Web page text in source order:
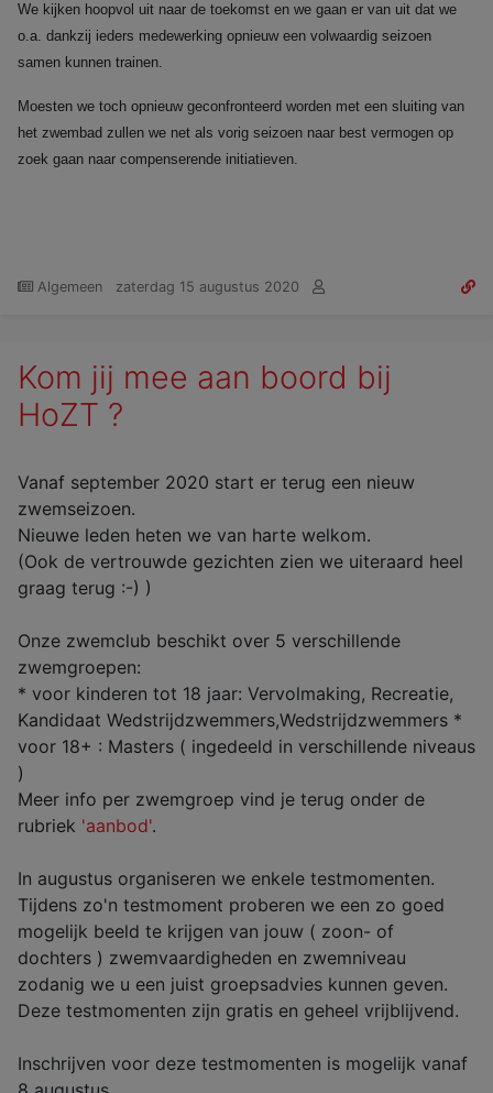
We kijken hoopvol uit naar de toekomst en we gaan er van uit dat we
o.a. dankzij ieders medewerking opnieuw een volwaardig seizoen
samen kunnen trainen.
Moesten we toch opnieuw geconfronteerd worden met een sluiting van
het zwembad zullen we net als vorig seizoen naar best vermogen op
zoek gaan naar compenserende initiatieven.
Algemeen zaterdag 15 augustus 2020
Kom jij mee aan boord bij
HoZT ?
Vanaf september 2020 start er terug een nieuw
zwemseizoen.
Nieuwe leden heten we van harte welkom.
(Ook de vertrouwde gezichten zien we uiteraard heel
graag terug :-) )
Onze zwemclub beschikt over 5 verschillende
zwemgroepen:
* voor kinderen tot 18 jaar: Vervolmaking, Recreatie,
Kandidaat Wedstrijdzwemmers,Wedstrijdzwemmers *
voor 18+ : Masters ( ingedeeld in verschillende niveaus
)
Meer info per zwemgroep vind je terug onder de
rubriek 'aanbod'.
In augustus organiseren we enkele testmomenten.
Tijdens zo'n testmoment proberen we een zo goed
mogelijk beeld te krijgen van jouw ( zoon- of
dochters ) zwemvaardigheden en zwemniveau
zodanig we u een juist groepsadvies kunnen geven.
Deze testmomenten zijn gratis en geheel vrijblijvend.
Inschrijven voor deze testmomenten is mogelijk vanaf